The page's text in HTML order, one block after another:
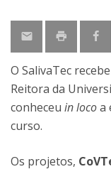
O SalivaTec
Reitora da
conheceu in locoa
curso.
Os projetos,